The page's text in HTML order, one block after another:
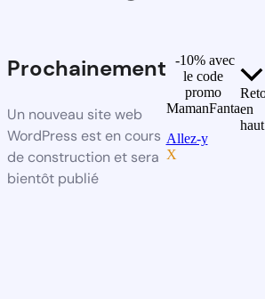
Prochainement
Un nouveau site web
WordPress est en cours
de construction et sera
bientôt publié
-10% avec
le code
promo
MamanFanta
Allez-y
X
en
haut